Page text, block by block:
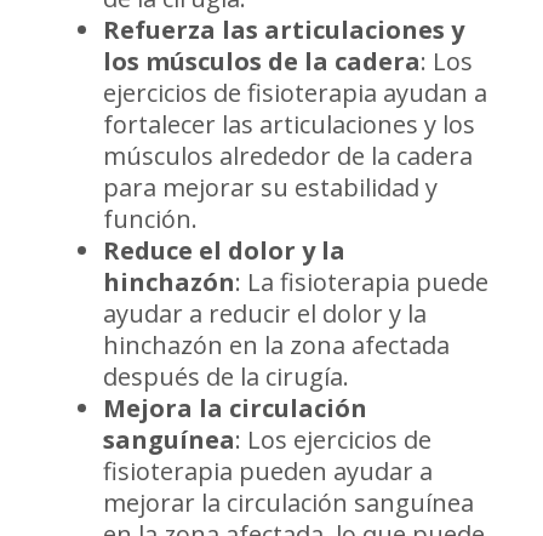
Refuerza las articulaciones y
los músculos de la cadera: Los
ejercicios de fisioterapia ayudan a
fortalecer las articulaciones y los
músculos alrededor de la cadera
para mejorar su estabilidad y
función.
Reduce el dolor y la
hinchazón: La fisioterapia puede
ayudar a reducir el dolor y la
hinchazón en la zona afectada
después de la cirugía.
Mejora la circulación
sanguínea: Los ejercicios de
fisioterapia pueden ayudar a
mejorar la circulación sanguínea